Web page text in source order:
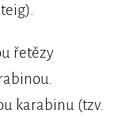
řetězy
karabinu (tzv.